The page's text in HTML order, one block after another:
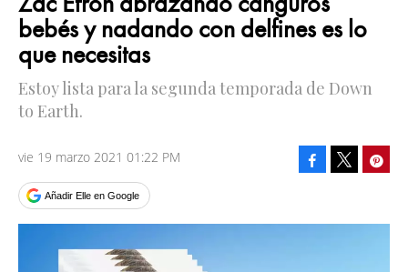
bebés y nadando con delfines es lo
que necesitas
Estoy lista para la segunda temporada de Down
to Earth.
vie 19 marzo 2021 01:22 PM
Añadir Elle en Google
Facebook